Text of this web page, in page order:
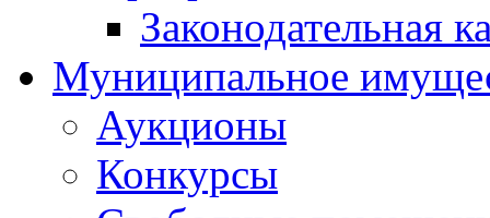
Законодательная
Муниципальное
Аукционы
Конкурсы